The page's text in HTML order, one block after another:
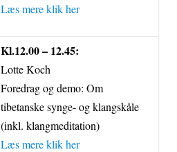
Læs mere klik her
Kl.12.00 – 12.45:
Lotte Koch
Foredrag og demo: Om
tibetanske synge- og klangskåle
(inkl. klangmeditation)
Læs mere klik her